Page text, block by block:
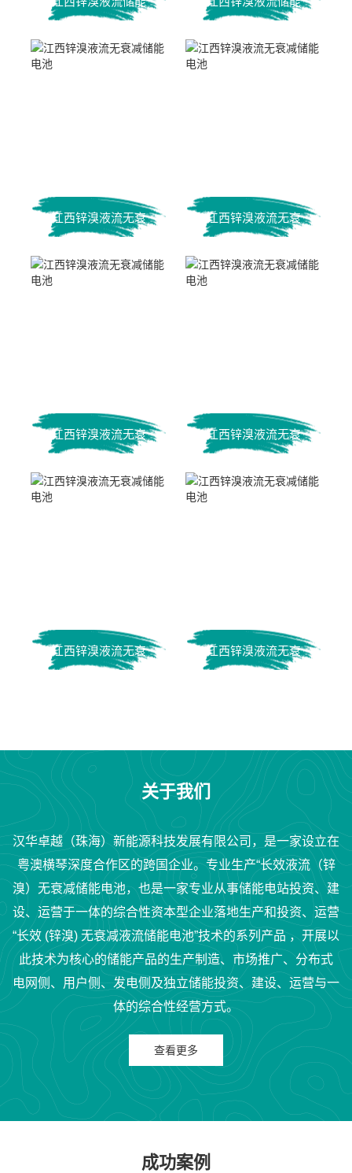
电池
电池
江西锌溴液流无衰
减储能电池
江西锌溴液流无衰
减储能电池
江西锌溴液流无衰
减储能电池
江西锌溴液流无衰
减储能电池
江西锌溴液流无衰
减储能电池
江西锌溴液流无衰
减储能电池
关于我们
汉华卓越（珠海）新能源科技发展有限公司，是一家设立在
粤澳横琴深度合作区的跨国企业。专业生产“长效液流（锌
溴）无衰减储能电池，也是一家专业从事储能电站投资、建
设、运营于一体的综合性资本型企业落地生产和投资、运营
“长效 (锌溴) 无衰减液流储能电池”技术的系列产品 ，开展以
此技术为核心的储能产品的生产制造、市场推广、分布式
电网侧、用户侧、发电侧及独立储能投资、建设、运营与一
体的综合性经营方式。
查看更多
成功案例